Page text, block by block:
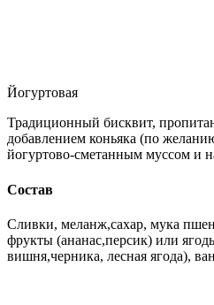
Йогуртовая
Традиционный бисквит,
добавлением коньяка (по
йогуртово-сметанным муссом и
Состав
Сливки, меланж,сахар, мука
фрукты (ананас,персик) или
вишня,черника, лесная ягода),